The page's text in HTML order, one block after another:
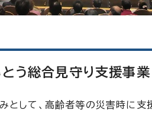
とう総合見守り支援事業
として、高齢者等の災害時に